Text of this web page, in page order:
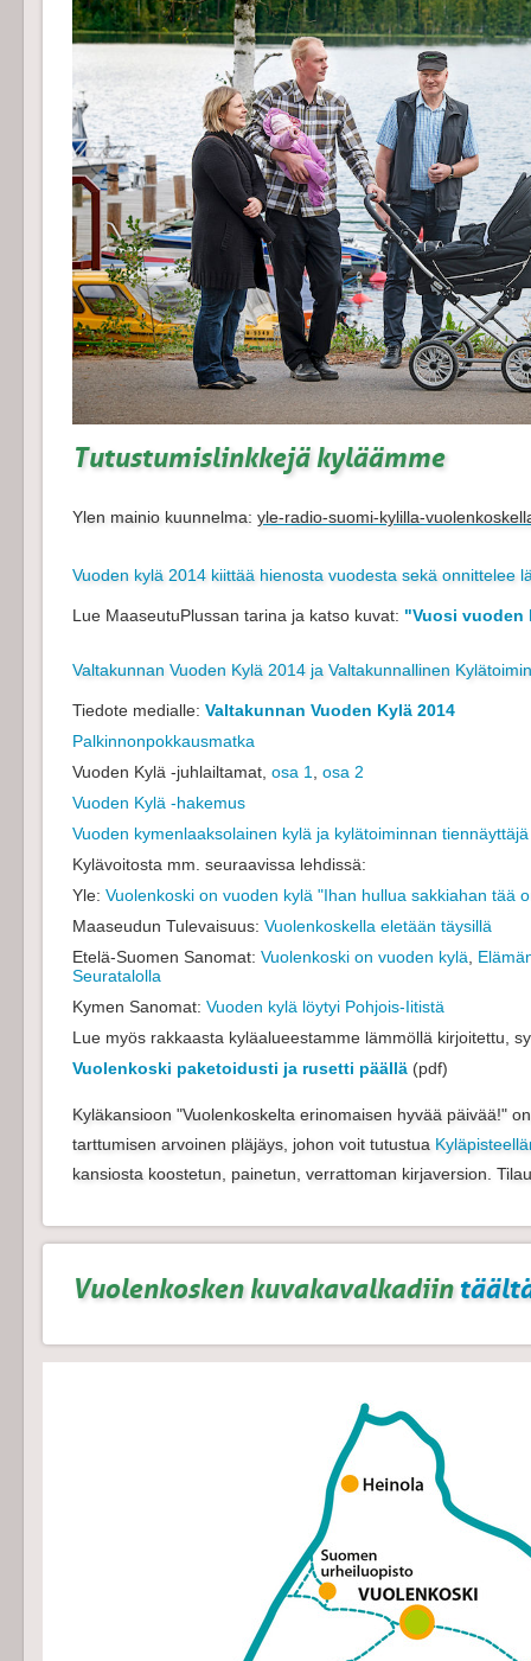
Tutustumislinkkejä kyläämme
Ylen mainio kuunnelma: yle-radio-suomi-kylilla-
Vuoden kylä 2014 kiittää hienosta vuodesta sekä onnittelee
Lue MaaseutuPlussan tarina ja katso kuvat: "Vuosi vuoden
Valtakunnan Vuoden Kylä 2014 ja Valtakunnallinen
Tiedote medialle: Valtakunnan Vuoden Kylä 2014
Palkinnonpokkausmatka
Vuoden Kylä -juhlailtamat, osa 1
osa 2
Vuoden Kylä -hakemus
Vuoden kymenlaaksolainen kylä ja kylätoiminnan
Kylävoitosta mm. seuraavissa lehdissä:
Yle: Vuolenkoski on vuoden kylä "Ihan hullua sakkiahan tää
Maaseudun Tulevaisuus: Vuolenkoskella eletään täysillä
Etelä-Suomen Sanomat: Vuolenkoski on vuoden kylä
Seuratalolla
Kymen Sanomat: Vuoden kylä löytyi Pohjois-Iitistä
Lue myös rakkaasta kyläalueestamme lämmöllä kirjoitettu,
Vuolenkoski paketoidusti ja rusetti päällä (pdf)
Kyläkansioon "Vuolenkoskelta erinomaisen hyvää päivää!"
tarttumisen arvoinen pläjäys, johon voit tutustua
kansiosta koostetun, painetun, verrattoman kirjaversion.
Vuolenkosken kuvakavalkadiin